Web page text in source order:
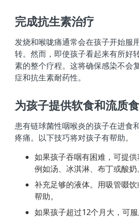
完成抗生素治疗
发烧和喉咙痛通常会在孩子开始服
转。然而，即使孩子看起来有所好
素的整个疗程。这将确保感染不会
症和抗生素耐药性。
为孩子提供软食和流质
患有链球菌性咽喉炎的孩子在进食
疼痛。以下技巧将对孩子有帮助。
如果孩子吞咽有困难，可提供
例如汤、冰淇淋、布丁或酸奶。
补充足够的液体。用吸管啜
帮助。
如果孩子超过12个月大，可